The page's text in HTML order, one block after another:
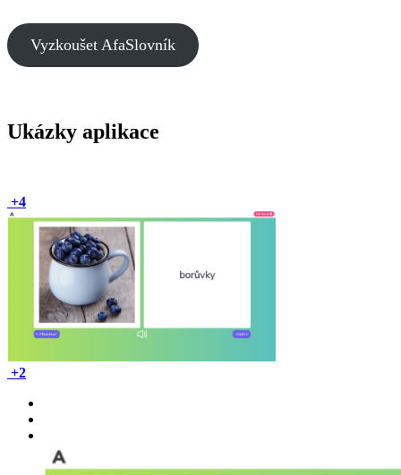
Vyzkoušet AfaSlovník
Ukázky aplikace
+4
+2